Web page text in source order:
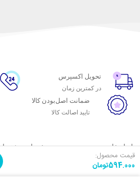
قیمت محصول:
تومان594.000
تحویل اکسپرس
در کمترین زمان
ضمانت اصل‌بودن کالا
تایید اصالت کالا
با ماه خانوم
اتاق خبر ماه خانوم
خدمات
پاسخ به